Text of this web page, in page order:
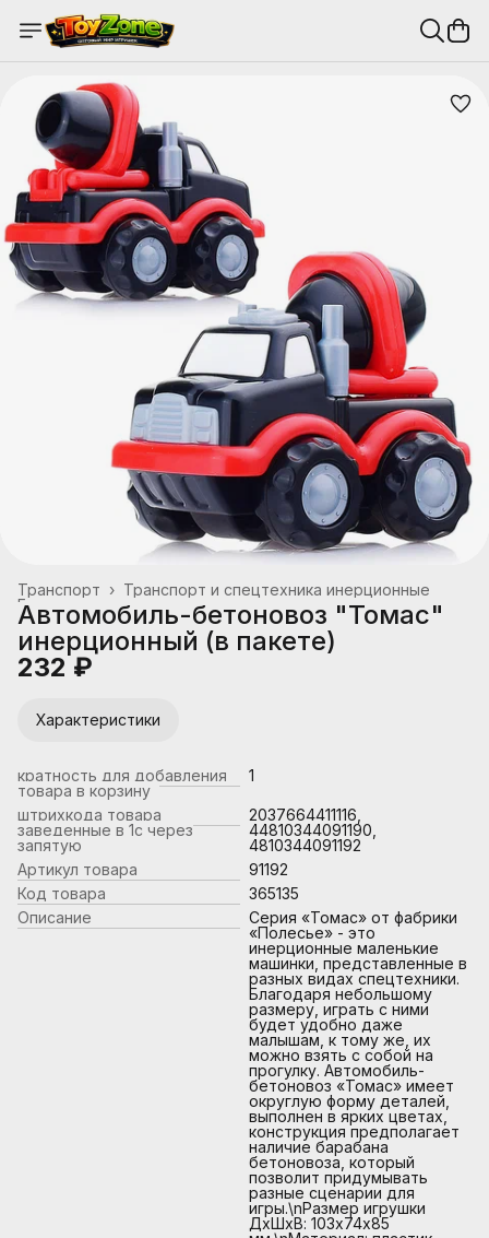
Транспорт и спецтехника инерционные
Транспорт ›
Главная
Автомобиль-бетоновоз "Томас"
инерционный (в пакете)
232 ₽
Характеристики
кратность для добавления
товара в корзину
1
штрихкода товара
заведенные в 1с через
запятую
2037664411116,
44810344091190,
4810344091192
Артикул товара
91192
Код товара
365135
Описание
Серия «Томас» от фабрики
«Полесье» - это
инерционные маленькие
машинки, представленные в
разных видах спецтехники.
Благодаря небольшому
размеру, играть с ними
будет удобно даже
малышам, к тому же, их
можно взять с собой на
прогулку. Автомобиль-
бетоновоз «Томас» имеет
округлую форму деталей,
выполнен в ярких цветах,
конструкция предполагает
наличие барабана
бетоновоза, который
позволит придумывать
разные сценарии для
игры.\nРазмер игрушки
ДхШхВ: 103х74х85